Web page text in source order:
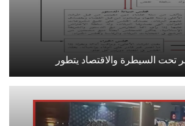
تحت السيطرة والاقتصاد يتطور